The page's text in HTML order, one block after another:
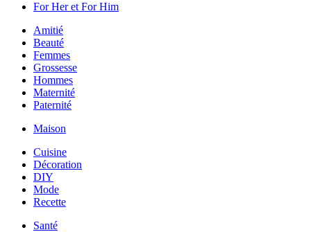
For Her et For Him
Amitié
Beauté
Femmes
Grossesse
Hommes
Maternité
Paternité
Maison
Cuisine
Décoration
DIY
Mode
Recette
Santé